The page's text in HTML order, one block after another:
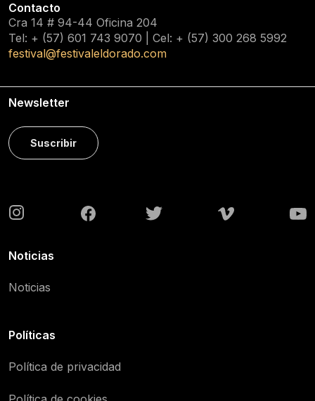
Contacto
Cra 14 # 94-44 Oficina 204
Tel: + (57) 601 743 9070 | Cel: + (57) 300 268 5992
festival@festivaleldorado.com
Newsletter
Suscribir
Noticias
Noticias
Políticas
Política de privacidad